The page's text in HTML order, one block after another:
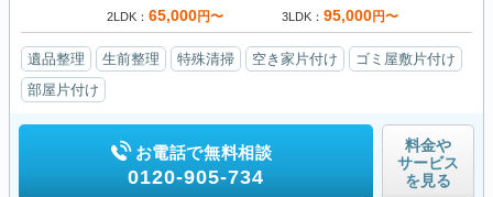
2LDK 65,000円〜 3LDK 95,000円〜
遺品整理 生前整理 特殊清掃 空き家片付け
ゴミ屋敷片付け
部屋片付け
お電話で無料相談
0120-905-734
料金や
サービス
を見る